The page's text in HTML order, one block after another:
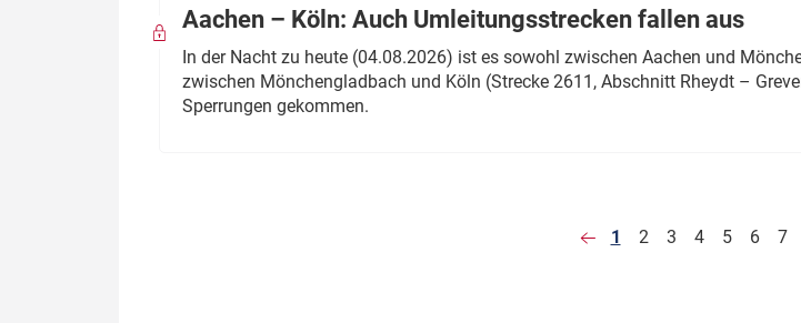
Aachen – Köln: Auch Umleitungsstrecken fallen aus
In der Nacht zu heute (04.08.2026) ist es sowohl zwischen Aachen und
zwischen Mönchengladbach und Köln (Strecke 2611, Abschnitt Rheydt –
Sperrungen gekommen.
1 2 3 4 5 6 7